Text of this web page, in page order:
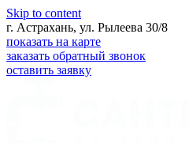
Skip to content
г. Астрахань, ул. Рылеева 30/8
показать на карте
заказать обратный звонок
оставить заявку